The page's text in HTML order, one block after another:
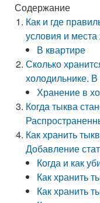
Содержание
Как и где
условия и
В квартире
Сколько
холодильнике.
Хранение в
Когда тыква
Как хранить
Добавление
Когда и как
Как хранить
Как хранить